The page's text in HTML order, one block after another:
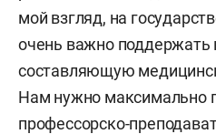
мой взгляд, на
очень важно поддержать
составляющую
Нам нужно максимально
профессорско-